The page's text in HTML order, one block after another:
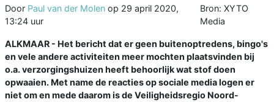
Door Paul van der Molen op 29 april 2020,
13:24 uur
Bron: XYTO
Media
ALKMAAR - Het bericht dat er geen buitenoptredens, bingo's
en vele andere activiteiten meer mochten plaatsvinden bij
o.a. verzorgingshuizen heeft behoorlijk wat stof doen
opwaaien. Met name de reacties op sociale media logen er
niet om en mede daarom is de Veiligheidsregio Noord-